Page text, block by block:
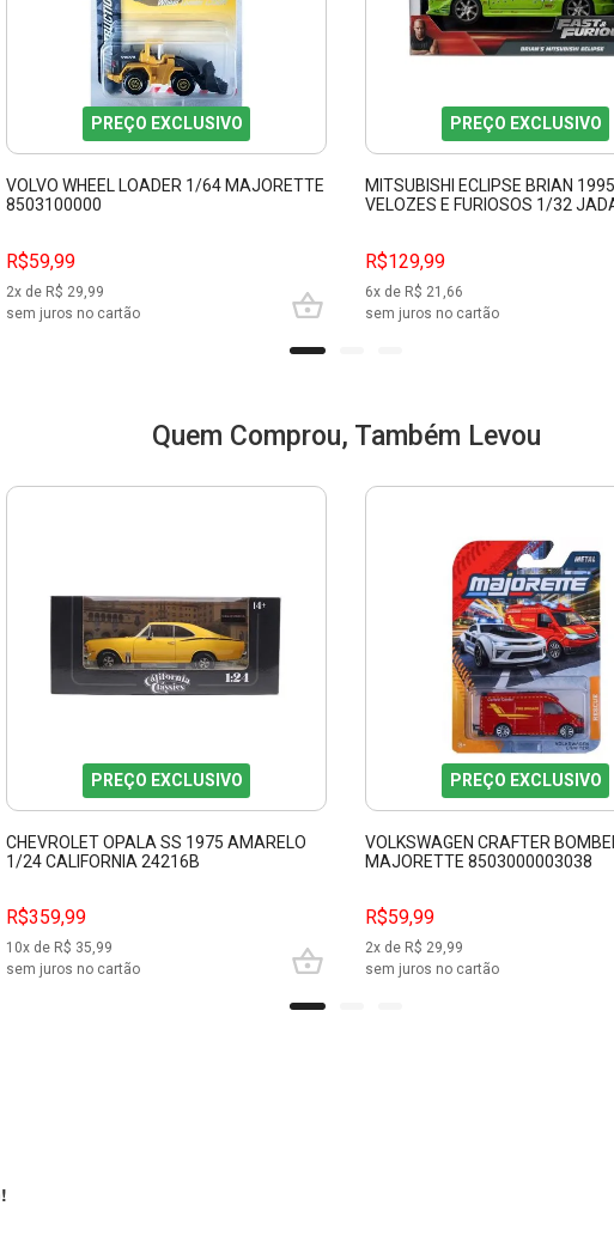
PREÇO EXCLUSIVO
VOLVO WHEEL LOADER 1/64 MAJORETTE
8503100000
R$59,99
2x de R$ 29,99
sem juros no cartão
PREÇO EXCLUSIVO
MITSUBISHI ECLIPSE BRIAN 1995
VELOZES E FURIOSOS 1/32
R$129,99
6x de R$ 21,66
sem juros no cartão
Quem Comprou, Também Levou
PREÇO EXCLUSIVO
CHEVROLET OPALA SS 1975 AMARELO
1/24 CALIFORNIA 24216B
R$359,99
10x de R$ 35,99
sem juros no cartão
PREÇO EXCLUSIVO
VOLKSWAGEN CRAFTER
MAJORETTE 8503000003038
R$59,99
2x de R$ 29,99
sem juros no cartão